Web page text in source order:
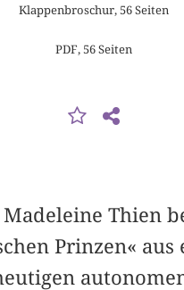
Klappenbroschur, 56 Seiten
PDF, 56 Seiten
Thien
Prinzen«